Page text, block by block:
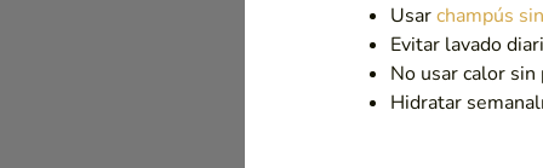
Usarchampús
Evitar lavado
No usar calor
Hidratar